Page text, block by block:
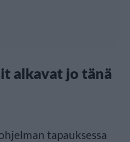
alkavat jo tänä
tapauksessa